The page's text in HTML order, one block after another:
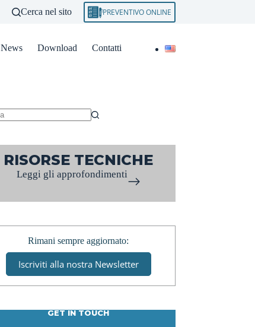
Cerca nel sito PREVENTIVO ONLINE
News Download Contatti
RISORSE TECNICHE
Leggi gli approfondimenti
Rimani sempre aggiornato:
Iscriviti alla nostra Newsletter
GET IN TOUCH